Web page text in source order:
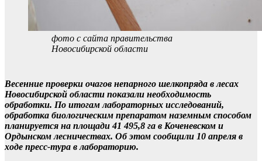
фото с сайта правительства
Новосибирской области
Весенние проверки очагов непарного шелкопряда в лесах
Новосибирской области показали необходимость
обработки. По итогам лабораторных исследований,
обработка биологическим препаратом наземным способом
планируется на площади 41 495,8 га в Коченевском и
Ордынском лесничествах. Об этом сообщили 10 апреля в
ходе пресс-тура в лабораторию.